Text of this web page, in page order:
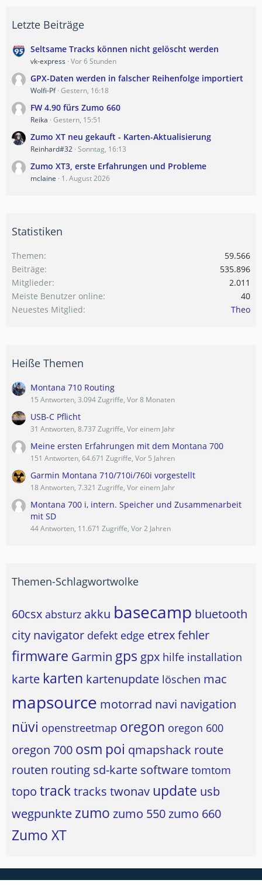
Letzte Beiträge
Seltsame Tracks können nicht gelöscht werden
vk-express Vor 6 Stunden
GPX-Daten werden in falscher Reihenfolge importiert
Wolfi-Pf Gestern, 16:18
FW 4.90 fürs Zumo 660
Reika Gestern, 15:51
Zumo XT neu gekauft - Karten-Aktualisierung
Reinhard#32 Sonntag, 16:13
Zumo XT3, erste Erfahrungen und Probleme
mclaine 1. August 2026
Statistiken
Themen
59.566
Beiträge
535.896
Mitglieder
2.011
Meiste Benutzer online
40
Neuestes Mitglied
Theo
Heiße Themen
Montana 710 Routing
15 Antworten, 3.094 Zugriffe, Vor 8 Monaten
USB-C Pflicht
31 Antworten, 8.737 Zugriffe, Vor einem Jahr
Meine ersten Erfahrungen mit dem Montana 700
151 Antworten, 64.671 Zugriffe, Vor 5 Jahren
Garmin Montana 710/710i/760i vorgestellt
18 Antworten, 7.321 Zugriffe, Vor einem Jahr
Montana 700 i, intern. Speicher und Zusammenarbeit
mit SD
44 Antworten, 11.671 Zugriffe, Vor 2 Jahren
Themen-Schlagwortwolke
60csx absturz akku basecamp bluetooth
city navigator defekt edge etrexfehler
firmware Garmin gps gpx hilfe installation
karte karten kartenupdate löschen mac
mapsource motorrad navi navigation
nüvi openstreetmap oregon oregon 600
oregon 700 osm poi qmapshack route
routen routing sd-karte software tomtom
topo tracktracks twonav update usb
wegpunkte zumo zumo 550zumo 660
Zumo XT